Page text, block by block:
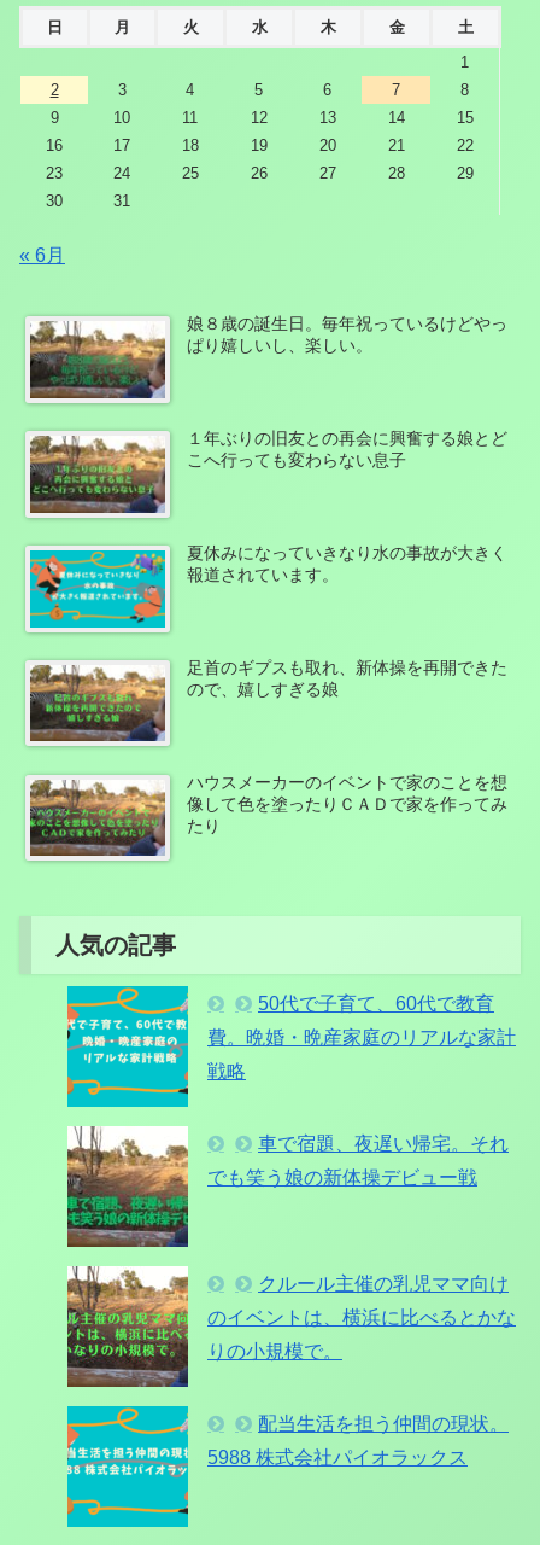
日 月 火 水 木 金
土
1
2
3 4 5 6 7
8
9
10 11 12 13 14
15
16
17 18 19 20 21
22
23
24 25 26 27 28
29
30
31
« 6月
娘８歳の誕生日。毎年祝っているけどやっ
ぱり嬉しいし、楽しい。
１年ぶりの旧友との再会に興奮する娘とど
こへ行っても変わらない息子
夏休みになっていきなり水の事故が大きく
報道されています。
足首のギプスも取れ、新体操を再開できた
ので、嬉しすぎる娘
ハウスメーカーのイベントで家のことを想
像して色を塗ったりＣＡＤで家を作ってみ
たり
人気の記事
50代で子育て、60代で教育
費。晩婚・晩産家庭のリアルな家計
戦略
車で宿題、夜遅い帰宅。それ
でも笑う娘の新体操デビュー戦
クルール主催の乳児ママ向け
のイベントは、横浜に比べるとかな
りの小規模で。
配当生活を担う仲間の現状。
5988 株式会社パイオラックス